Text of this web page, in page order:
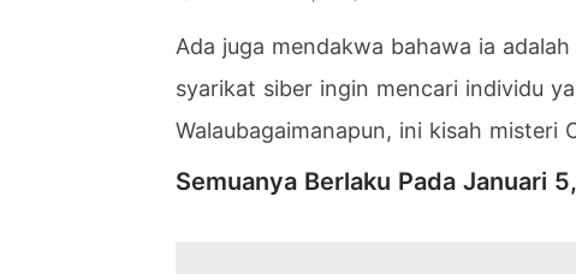
Ada juga mendakwa bahawa ia
syarikat siber ingin mencari individu
Walaubagaimanapun, ini kisah misteri
Semuanya Berlaku Pada Januari